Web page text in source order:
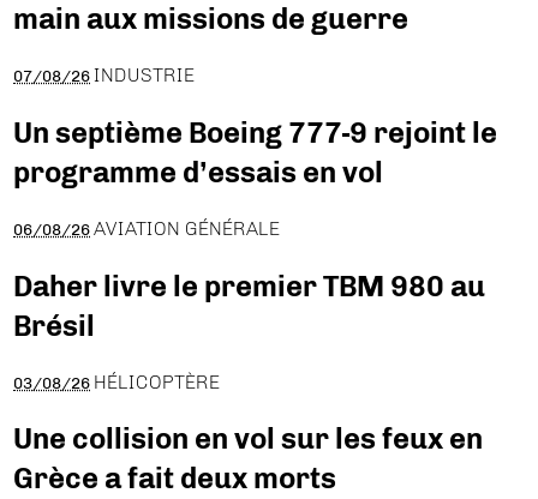
main aux missions de guerre
07/08/26 INDUSTRIE
Un septième Boeing 777-9 rejoint le
programme d’essais en vol
06/08/26 AVIATION GÉNÉRALE
Daher livre le premier TBM 980 au
Brésil
03/08/26 HÉLICOPTÈRE
Une collision en vol sur les feux en
Grèce a fait deux morts